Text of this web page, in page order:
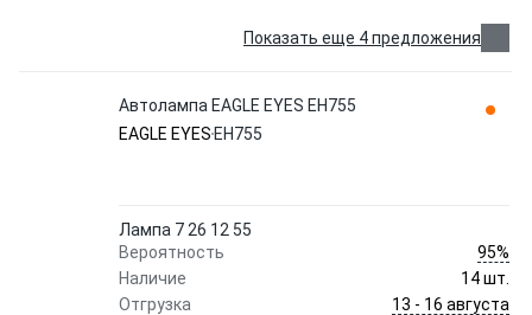
Показать еще 4 предложения
Автолампа EAGLE EYES EH755
EAGLE EYES EH755
Лампа 7 26 12 55
Вероятность
95%
Наличие
14 шт.
Отгрузка
13 - 16 августа